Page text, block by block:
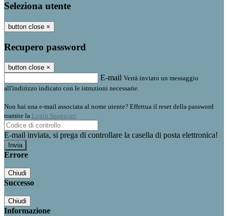
Seleziona utente
button close ×
Recupero password
button close ×
E-mail Verrà inviato un messaggio
all'indirizzo indicato con le istruzioni necessarie.
Non hai una e-mail associata al nome utente? Effettua il reset della password
tramite la Login Spaggiari
E-mail inviata, si prega di controllare la casella di posta elettronica!
Errore
Chiudi
Successo
Chiudi
Informazione